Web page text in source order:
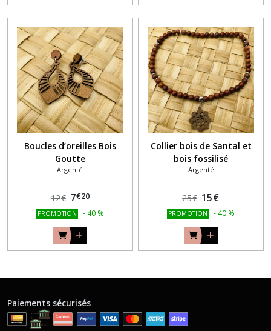
Boucles d’oreilles Bois
Goutte
Argenté
12€ 7€20
PROMOTION - 40 %
Collier bois de Santal et
bois fossilisé
Argenté
25€ 15€
PROMOTION - 40 %
Paiements sécurisés